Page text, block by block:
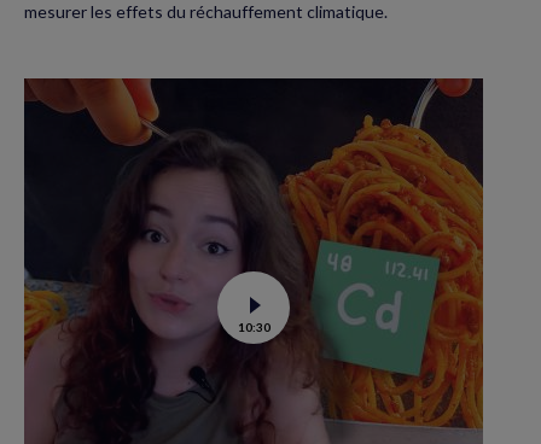
mesurer les effets du réchauffement climatique.
Voir
la
vidéo
Contamination
au
cadmium :
ce
10:30